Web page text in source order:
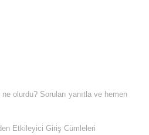
olurdu? Soruları yanıtla ve hemen
Etkileyici Giriş Cümleleri